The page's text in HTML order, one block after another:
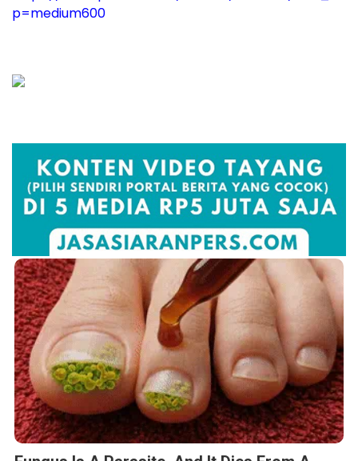
p=medium600